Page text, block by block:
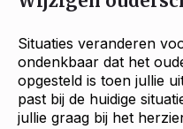
Situaties veranderen
ondenkbaar dat het
opgesteld is toen jullie
past bij de huidige
jullie graag bij het